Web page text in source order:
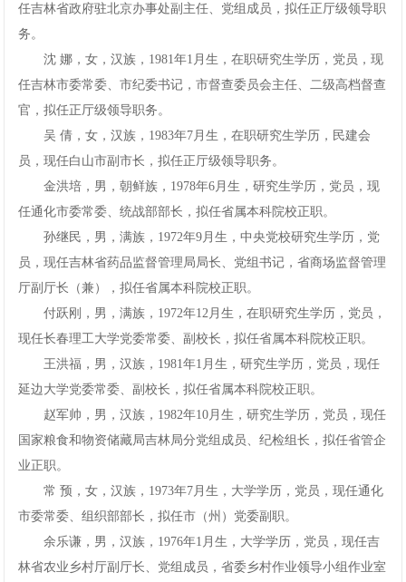
app
任吉林省政府驻北京办事处副主任、党组成员，拟任正厅级领导职
务。
沈娜，女，汉族，1981年1月生，在职研究生学历，党员，现
任吉林市委常委、市纪委书记，市督查委员会主任、二级高档督查
官，拟任正厅级领导职务。
吴倩，女，汉族，1983年7月生，在职研究生学历，民建会
员，现任白山市副市长，拟任正厅级领导职务。
金洪培，男，朝鲜族，1978年6月生，研究生学历，党员，现
任通化市委常委、统战部部长，拟任省属本科院校正职。
孙继民，男，满族，1972年9月生，中央党校研究生学历，党
员，现任吉林省药品监督管理局局长、党组书记，省商场监督管理
厅副厅长（兼），拟任省属本科院校正职。
付跃刚，男，满族，1972年12月生，在职研究生学历，党员，
现任长春理工大学党委常委、副校长，拟任省属本科院校正职。
王洪福，男，汉族，1981年1月生，研究生学历，党员，现任
延边大学党委常委、副校长，拟任省属本科院校正职。
赵军帅，男，汉族，1982年10月生，研究生学历，党员，现任
国家粮食和物资储藏局吉林局分党组成员、纪检组长，拟任省管企
业正职。
常预，女，汉族，1973年7月生，大学学历，党员，现任通化
市委常委、组织部部长，拟任市（州）党委副职。
余乐谦，男，汉族，1976年1月生，大学学历，党员，现任吉
林省农业乡村厅副厅长、党组成员，省委乡村作业领导小组作业室